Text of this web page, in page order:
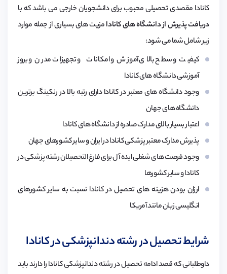
کانادا مقصدی تحصیلی محبوب برای دانشجویان خارجی می باشد که با
دریافت پذیرش از دانشگاه های کانادامزیت های بسیاری از جمله موارد
زیر شامل شما می شود:
کیفیت و سطح بالای آموزش و امکانات و تجهیزات مدرن و بروز
آموزشی دانشگاه های کانادا
وجود دانشگاه های معتبر در کانادا دارای رتبه بالا در رنکینگ برترین
دانشگاه های جهان
اعتبار بسیار بالای مدارک صادره از دانشگاه های کانادا
پذیرش مدارک معتبر پزشکی کانادا در ایران و سایر کشورهای جهان
وجود فرصت های شغلی ایده آل برای فارغ التحصیلان رشته پزشکی در
کانادا و سایر کشورها
ارزان بودن هزینه های تحصیل در کانادا نسبت به سایر کشورهای
انگلیسی زبان مانند آمریکا
شرایط تحصیل در رشته دندانپزشکی در کانادا
داوطلبانی که قصد ادامه تحصیل در رشته دندانپزشکی کانادا را دارند باید